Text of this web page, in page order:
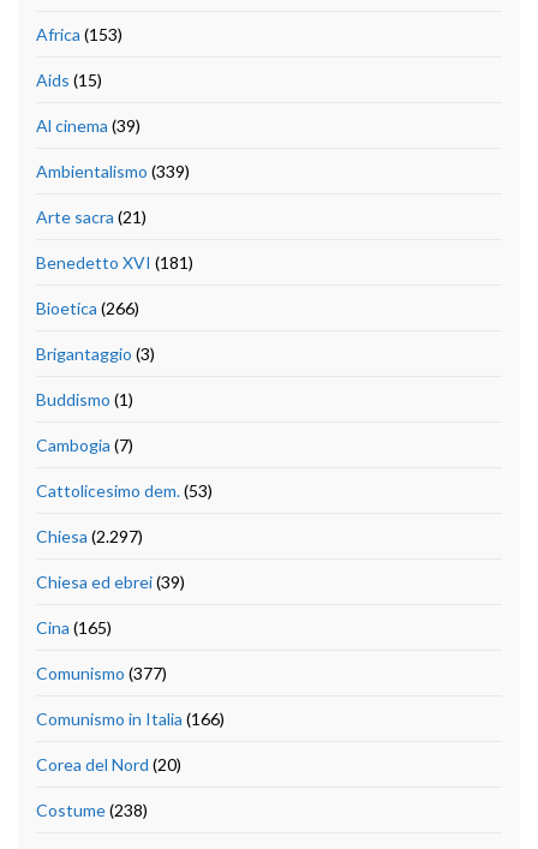
Africa (153)
Aids (15)
Al cinema (39)
Ambientalismo (339)
Arte sacra (21)
Benedetto XVI (181)
Bioetica (266)
Brigantaggio (3)
Buddismo (1)
Cambogia (7)
Cattolicesimo dem.(53)
Chiesa (2.297)
Chiesa ed ebrei(39)
Cina (165)
Comunismo (377)
Comunismo in Italia (166)
Corea del Nord (20)
Costume(238)